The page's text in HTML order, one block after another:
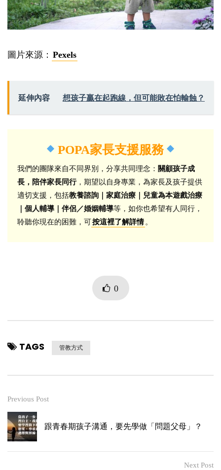
圖片來源： Pexels
延伸內容 想孩子贏在起跑線，但可能敗在怕輸蝕？
POPA家長支援服務
我們的團隊來自不同界別，分享共同理念： 關顧孩子成
長，陪伴家長同行，期望以自身專業，為家長及孩子提供
適切支援，包括教養諮詢｜家庭治療｜兒童為本遊戲治療
｜個人輔導｜伴侶／婚姻輔導等，如你也希望有人同行，
聆聽你現在的困難，可按這裡了解詳情 。
0
TAGS 管教方式
Previous Post
跟青春期孩子溝通，要先學做「問題父母」？
Next Post